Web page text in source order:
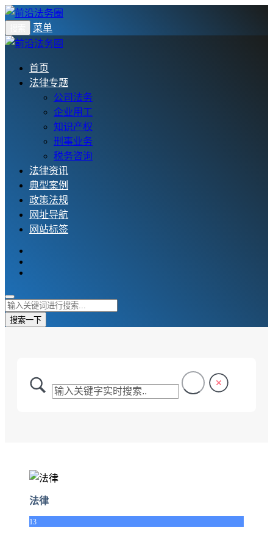
菜单
首页
法律专题
公司法务
企业用工
知识产权
刑事业务
税务咨询
法律资讯
典型案例
政策法规
网址导航
网站标签
搜索一下
法律
13